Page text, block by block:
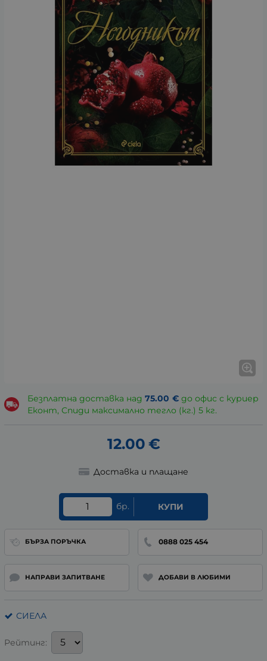
Безплатна доставка над 75.00 €до офис с куриер
Еконт, Спиди максимално тегло (кг.) 5 кг.
12.00 €
Доставка и плащане
бр. КУПИ
БЪРЗА ПОРЪЧКА 0888 025 454
НАПРАВИ ЗАПИТВАНЕ ДОБАВИ В ЛЮБИМИ
СИЕЛА
Рейтинг: